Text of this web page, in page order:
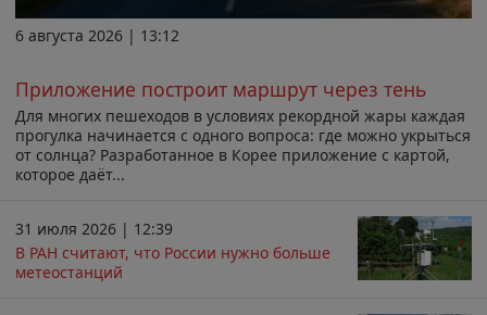
6 августа 2026 | 13:12
Приложение построит маршрут через тень
Для многих пешеходов в условиях рекордной жары каждая
прогулка начинается с одного вопроса: где можно укрыться
от солнца? Разработанное в Корее приложение с картой,
которое даёт...
31 июля 2026 | 12:39
В РАН считают, что России нужно больше
метеостанций